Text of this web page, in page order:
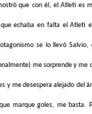
que con él, el Atleti es
echaba en falta el Atleti
se lo llevó
me sorprende y me
y me desespera alejado del
marque goles, me basta.